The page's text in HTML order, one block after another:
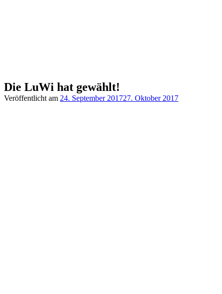
Die LuWi hat gewählt!
Veröffentlicht am 24. September 201727. Oktober 2017